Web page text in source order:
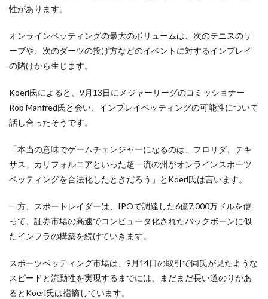
性があります。
オンラインベッティングの最大のボリュームは、次のテニスのサ
ーブや、次のダーツの投げ方などのイベントに対するインプレイ
の賭けから生じます。
Koerl氏によると、9月13日にメジャーリーグのコミッショナー
Rob Manfred氏と会い、インプレイベッティングの可能性について
話し合ったそうです。
「本当の意味でゲームチェンジャーになるのは、フロリダ、テキ
サス、カリフォルニアといった超一流の州がオンラインスポーツ
ベッティングを合法化したときだろう」とKoerl氏は言います。
一方、スポートレイダーは、IPOで調達した6億7,000万ドルを使
って、証券市場の高速でコンピュータ化されたバックボーンに似
たインフラの構築を続けていきます。
スポーツベッティング市場は、9月14日の取引で同氏が見たような
スピードと流動性を実現するまでには、まだまだ長い道のりがあ
るとKoerl氏は指摘しています。